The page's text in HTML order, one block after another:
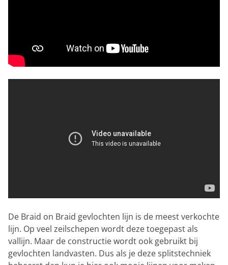
De Braid on Braid gevlochten lijn is de meest verkochte
lijn. Op veel zeilschepen wordt deze toegepast als
vallijn. Maar de constructie wordt ook gebruikt bij
gevlochten landvasten. Dus als je deze splitstechniek